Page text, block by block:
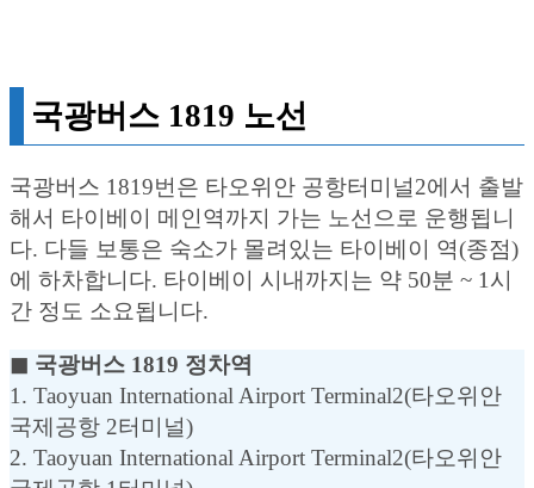
국광버스 1819 노선
국광버스 1819번은 타오위안 공항터미널2에서 출발
해서 타이베이 메인역까지 가는 노선으로 운행됩니
다. 다들 보통은 숙소가 몰려있는 타이베이 역(종점)
에 하차합니다. 타이베이 시내까지는 약 50분 ~ 1시
간 정도 소요됩니다.
◼︎ 국광버스 1819 정차역
1. Taoyuan International Airport Terminal2(타오위안
국제공항 2터미널)
2. Taoyuan International Airport Terminal2(타오위안